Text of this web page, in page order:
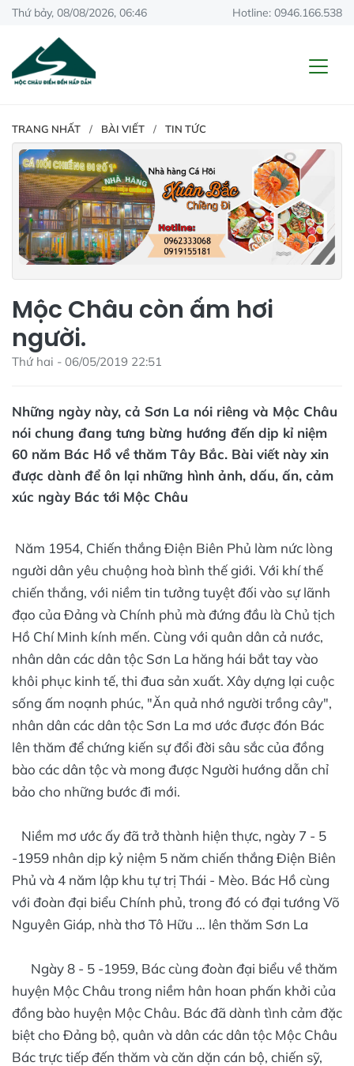
Thứ bảy, 08/08/2026, 06:46 Hotline: 0946.166.538
TRANG NHẤT BÀI VIẾT TIN TỨC
Mộc Châu còn ấm hơi
người.
Thứ hai - 06/05/2019 22:51
Những ngày này, cả Sơn La nói riêng và Mộc Châu
nói chung đang tưng bừng hướng đến dịp kỉ niệm
60 năm Bác Hồ về thăm Tây Bắc. Bài viết này xin
được dành để ôn lại những hình ảnh, dấu, ấn, cảm
xúc ngày Bác tới Mộc Châu
Năm 1954, Chiến thắng Điện Biên Phủ làm nức lòng
người dân yêu chuộng hoà bình thế giới. Với khí thế
chiến thắng, với niềm tin tưởng tuyệt đối vào sự lãnh
đạo của Đảng và Chính phủ mà đứng đầu là Chủ tịch
Hồ Chí Minh kính mến. Cùng với quân dân cả nước,
nhân dân các dân tộc Sơn La hăng hái bắt tay vào
khôi phục kinh tế, thi đua sản xuất. Xây dựng lại cuộc
sống ấm noạnh phúc, "Ăn quả nhớ người trồng cây",
nhân dân các dân tộc Sơn La mơ ước được đón Bác
lên thăm để chứng kiến sự đổi đời sâu sắc của đồng
bào các dân tộc và mong được Người hướng dẫn chỉ
bảo cho những bước đi mới.
Niềm mơ ước ấy đã trở thành hiện thực, ngày 7 - 5
-1959 nhân dịp kỷ niệm 5 năm chiến thắng Điện Biên
Phủ và 4 năm lập khu tự trị Thái - Mèo. Bác Hồ cùng
với đoàn đại biểu Chính phủ, trong đó có đại tướng Võ
Nguyên Giáp, nhà thơ Tô Hữu … lên thăm Sơn La
Ngày 8 - 5 -1959, Bác cùng đoàn đại biểu về thăm
huyện Mộc Châu trong niềm hân hoan phấn khởi của
đồng bào huyện Mộc Châu. Bác đã dành tình cảm đặc
biệt cho Đảng bộ, quân và dân các dân tộc Mộc Châu
Bác trực tiếp đến thăm và căn dặn cán bộ, chiến sỹ,